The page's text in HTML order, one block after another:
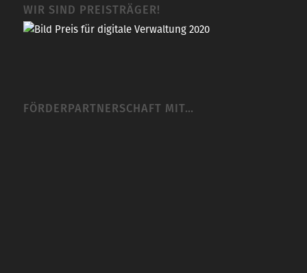
WIR SIND PREISTRÄGER!
FÖRDERPARTNERSCHAFT MIT…